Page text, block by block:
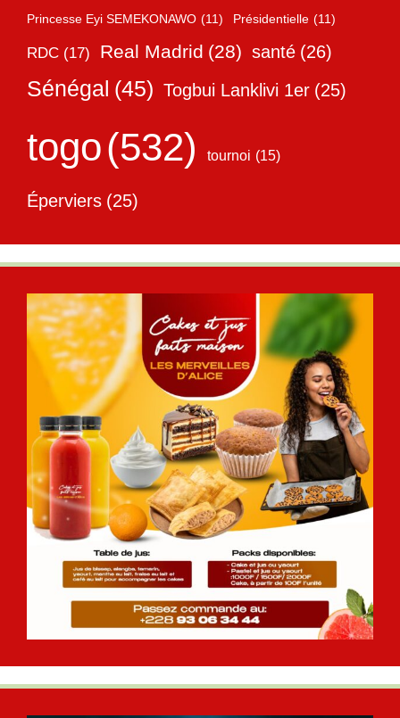
Princesse Eyi SEMEKONAWO (11) Présidentielle (11)
RDC (17) Real Madrid (28) santé (26)
Sénégal (45) Togbui Lanklivi 1er (25)
togo(532) tournoi (15)
Éperviers (25)